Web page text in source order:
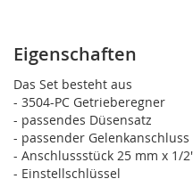
Eigenschaften
Das Set besteht aus
- 3504-PC Getrieberegner
- passendes Düsensatz
- passender Gelenkanschluss
- Anschlussstück 25 mm x 1/
- Einstellschlüssel